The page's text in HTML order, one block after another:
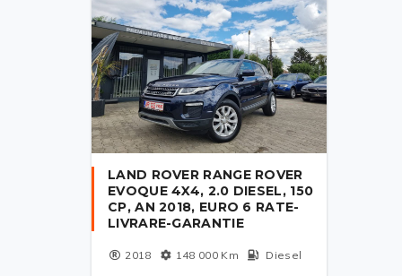
LAND ROVER RANGE ROVER
EVOQUE 4X4, 2.0 DIESEL, 150
CP, AN 2018, EURO 6 RATE-
LIVRARE-GARANTIE
2018 148 000Km Diesel